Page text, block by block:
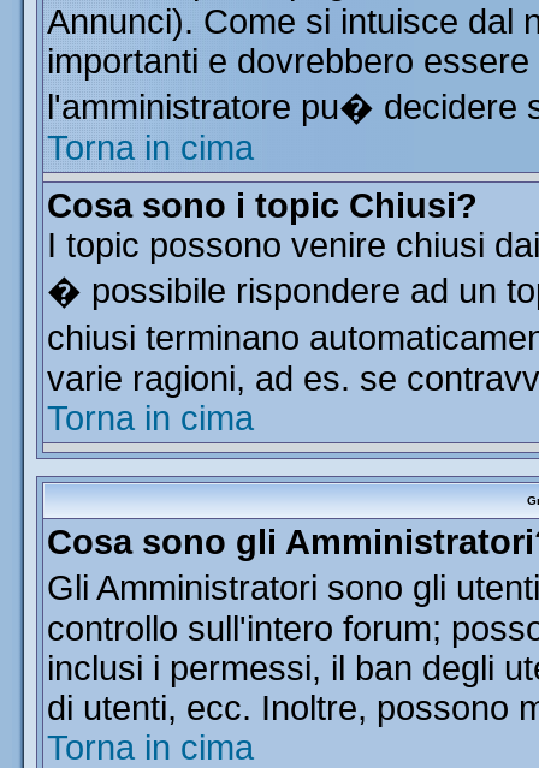
Annunci). Come si intuisce dal
importanti e dovrebbero
l'amministratore pu�
Torna in cima
Cosa sono i topic Chiusi?
I topic possono venire chiusi
� possibile rispondere ad un
chiusi terminano
varie ragioni, ad es. se
Torna in cima
Cosa sono gli
Gli Amministratori sono gli
controllo sull'intero forum;
inclusi i permessi, il ban degli
di utenti, ecc. Inoltre, possono
Torna in cima